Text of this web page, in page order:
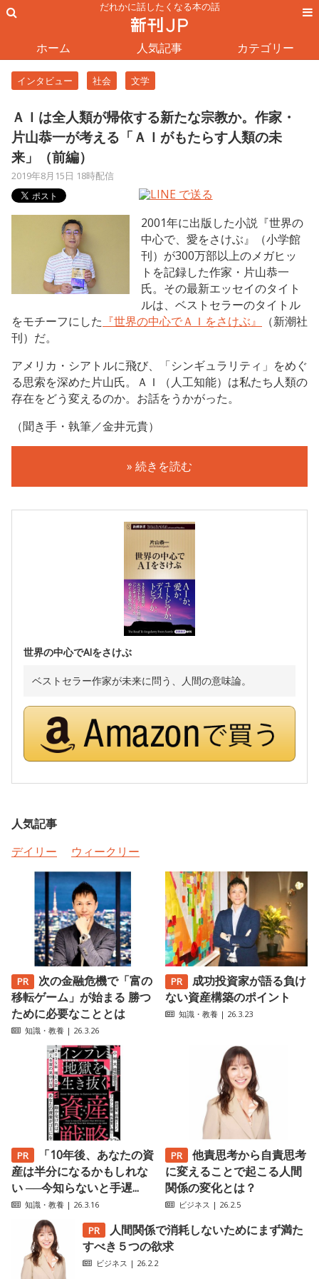
だれかに話したくなる本の話
ホーム 人気記事 カテゴリー
インタビュー 社会 文学
ＡＩは全人類が帰依する新たな宗教か。作家・
片山恭一が考える「ＡＩがもたらす人類の未
来」（前編）
2019年8月15日 18時配信
2001年に出版した小説『世界の
中心で、愛をさけぶ』（小学館
刊）が300万部以上のメガヒッ
トを記録した作家・片山恭一
氏。その最新エッセイのタイト
ルは、ベストセラーのタイトル
をモチーフにした 『世界の中心でＡＩをさけぶ』
（新潮社
刊）だ。
アメリカ・シアトルに飛び、「シンギュラリティ」をめぐ
る思索を深めた片山氏。ＡＩ（人工知能）は私たち人類の
存在をどう変えるのか。お話をうかがった。
（聞き手・執筆／金井元貴）
» 続きを読む
世界の中心でAIをさけぶ
ベストセラー作家が未来に問う、人間の意味論。
人気記事
デイリー
ウィークリー
次の金融危機で「富の
移転ゲーム」が始まる 勝つ
ために必要なこととは
知識・教養 | 26.3.26
成功投資家が語る負け
ない資産構築のポイント
知識・教養 | 26.3.23
「10年後、あなたの資
産は半分になるかもしれな
い ──今知らないと手遅...
知識・教養 | 26.3.16
他責思考から自責思考
に変えることで起こる人間
関係の変化とは？
ビジネス | 26.2.5
人間関係で消耗しないためにまず満た
すべき５つの欲求
ビジネス | 26.2.2